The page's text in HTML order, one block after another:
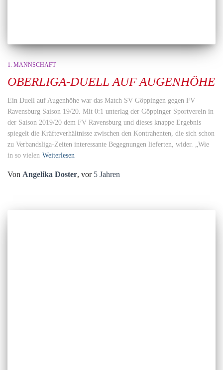
1. MANNSCHAFT
OBERLIGA-DUELL AUF AUGENHÖHE
Ein Duell auf Augenhöhe war das Match SV Göppingen gegen FV
Ravensburg Saison 19/20. Mit 0:1 unterlag der Göppinger Sportverein in
der Saison 2019/20 dem FV Ravensburg und dieses knappe Ergebnis
spiegelt die Kräfteverhältnisse zwischen den Kontrahenten, die sich schon
zu Verbandsliga-Zeiten interessante Begegnungen lieferten, wider. „Wie
in so vielen Weiterlesen
Von Angelika Doster, vor 5 Jahren